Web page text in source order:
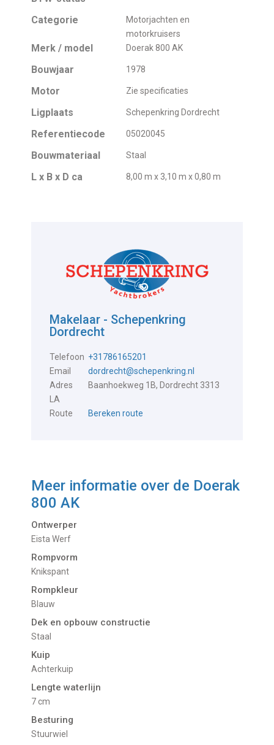
Categorie
Motorjachten en
motorkruisers
Merk / model Doerak 800 AK
Bouwjaar 1978
Motor Zie specificaties
Ligplaats Schepenkring Dordrecht
Referentiecode 05020045
Bouwmateriaal Staal
L x B x D ca 8,00 m x 3,10 m x 0,80 m
Makelaar - Schepenkring
Dordrecht
Telefoon +31786165201
Email
dordrecht@schepenkring.nl
Adres
Baanhoekweg 1B, Dordrecht 3313
LA
Route
Bereken route
Meer informatie over de Doerak
800 AK
Ontwerper
Eista Werf
Rompvorm
Knikspant
Rompkleur
Blauw
Dek en opbouw constructie
Staal
Kuip
Achterkuip
Lengte waterlijn
7 cm
Besturing
Stuurwiel